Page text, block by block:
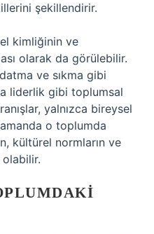
şekillendirir.
kimliğinin ve
olarak da görülebilir.
ve sıkma gibi
liderlik gibi toplumsal
yalnızca bireysel
o toplumda
kültürel normların ve